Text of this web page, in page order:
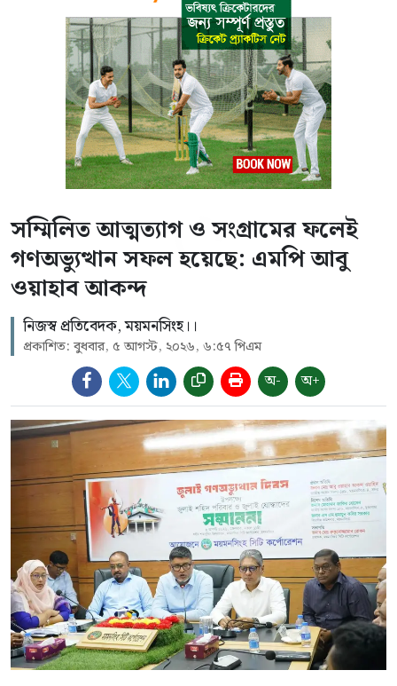
সম্মিলিত আত্মত্যাগ ও সংগ্রামের ফলেই
গণঅভ্যুত্থান সফল হয়েছে: এমপি আবু
ওয়াহাব আকন্দ
নিজস্ব প্রতিবেদক, ময়মনসিংহ।।
প্রকাশিত: বুধবার, ৫ আগস্ট, ২০২৬, ৬:৫৭ পিএম
অ- অ+